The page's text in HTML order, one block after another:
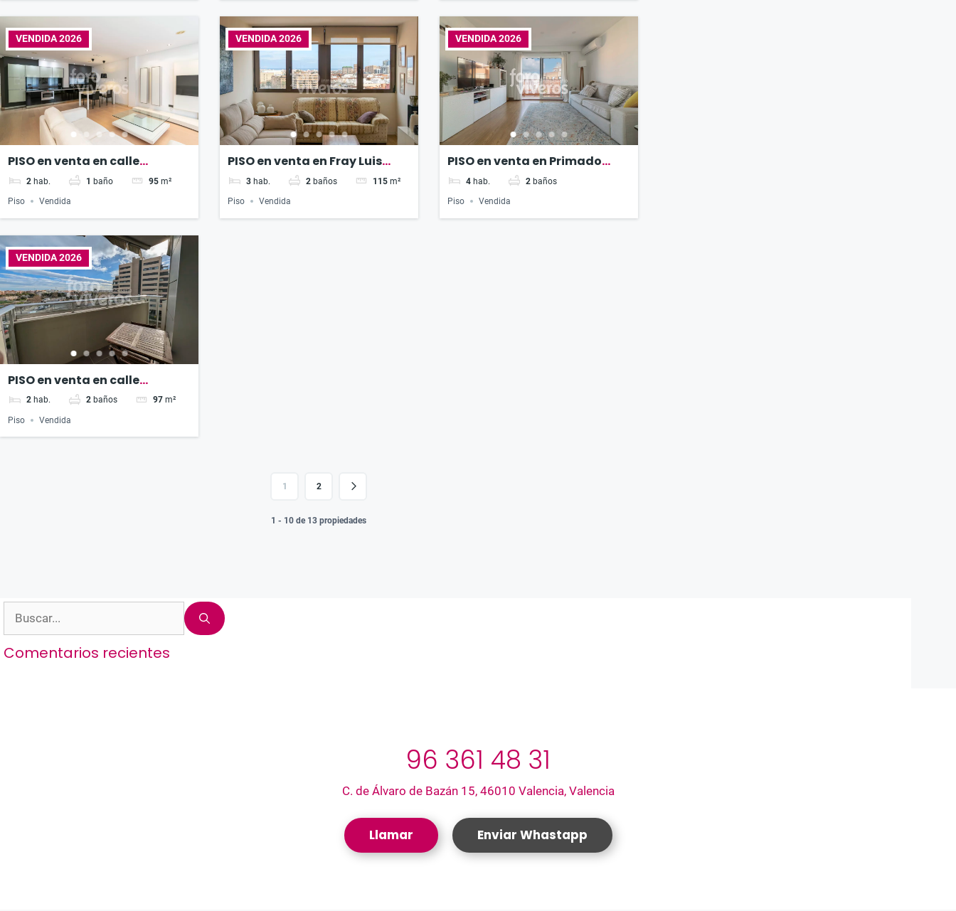
VENDIDA 2026
PISO en venta en calle
Rodriguez Fornos
2 hab. 1 baño 95 m²
Piso Vendida
VENDIDA 2026
PISO en venta en Fray Luis
Colomer
3 hab. 2 baños 115 m²
Piso Vendida
VENDIDA 2026
PISO en venta en Primado
Reig
4 hab. 2 baños
Piso Vendida
VENDIDA 2026
PISO en venta en calle
Hermanos Machado
2 hab. 2 baños 97 m²
Piso Vendida
1 2
1 - 10 de 13 propiedades
Comentarios recientes
96 361 48 31
C. de Álvaro de Bazán 15, 46010 Valencia, Valencia
Llamar Enviar Whastapp